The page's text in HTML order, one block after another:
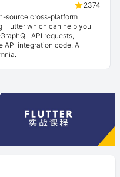
2374
source cross-platform
Flutter which can help you
API requests,
API integration code. A